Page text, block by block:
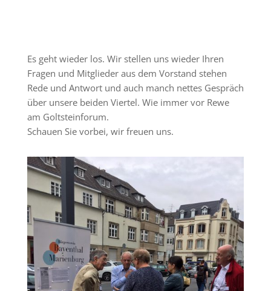
Es geht wieder los. Wir stellen uns wieder Ihren
Fragen und Mitglieder aus dem Vorstand stehen
Rede und Antwort und auch manch nettes Gespräch
über unsere beiden Viertel. Wie immer vor Rewe
am Goltsteinforum.
Schauen Sie vorbei, wir freuen uns.